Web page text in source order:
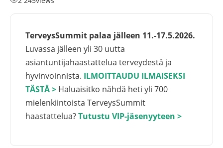
TerveysSummit palaa jälleen 11.-17.5.2026.
Luvassa jälleen yli 30 uutta
asiantuntijahaastattelua terveydestä ja
hyvinvoinnista. ILMOITTAUDU ILMAISEKSI
TÄSTÄ > Haluaisitko nähdä heti yli 700
mielenkiintoista TerveysSummit
haastattelua?Tutustu VIP-jäsenyyteen >